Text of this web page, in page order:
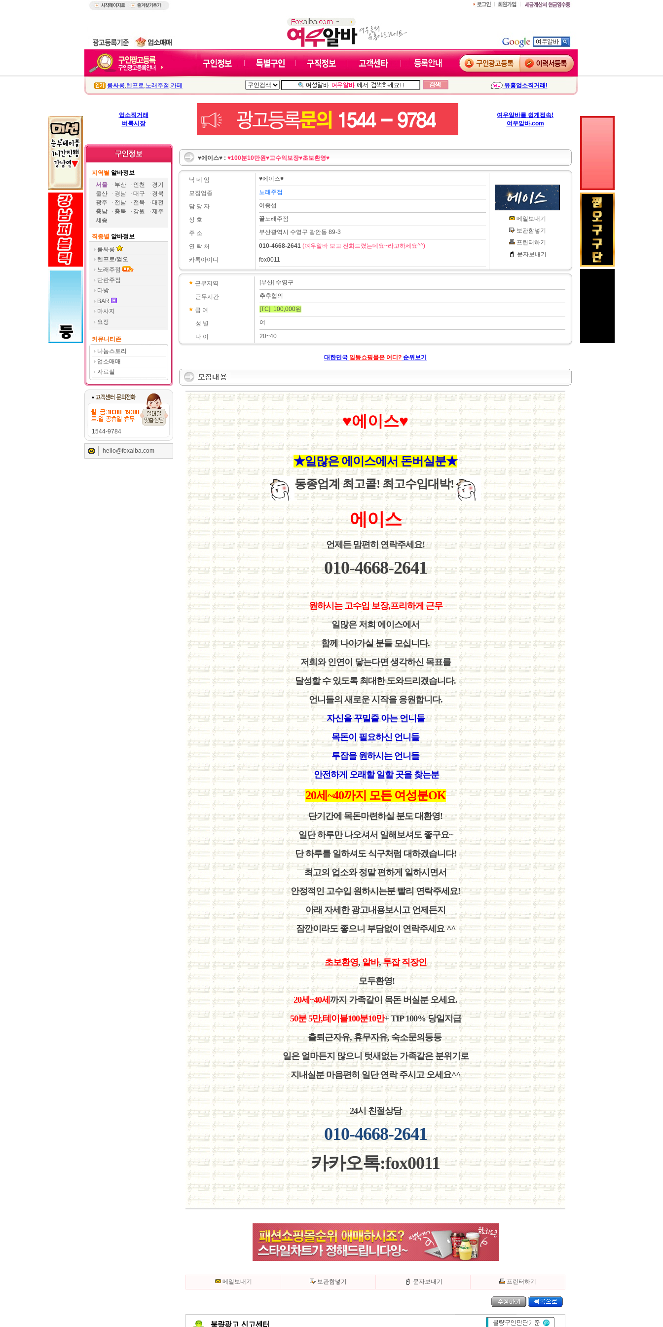
룸싸롱,텐프로,노래주점 ,카페 유흥업소직거래!
업소직거래
벼룩시장
여우알바를 쉽게접속!
여우알바.com
지역별 알바정보
서울
부산 인천
경기
울산
경남 대구
경북
광주
전남 전북
대전
충남
충북 강원
제주
세종
직종별 알바정보
룸싸롱
텐프로/쩜오
노래주점
단란주점
다방
BAR
마사지
요정
커뮤니티존
나눔스토리
업소매매
자료실
1544-9784
hello@foxalba.com
♥에이스♥ : ♥100분10만원♥고수익보장♥초보환영♥
닉 네 임
모집업종
담 당 자
상 호
주 소
연 락 처
카톡아이디
♥에이스♥
노래주점
이종섭
꿀노래주점
부산광역시 수영구 광안동 89-3
010-4668-2641 (여우알바 보고 전화드렸는데요~라고하세요^^)
fox0011
메일보내기
보관함넣기
프린터하기
문자보내기
근무지역
근무시간
급 여
성 별
나 이
[부산] 수영구
추후협의
[TC] 100,000원
여
20~40
대한민국 일등쇼핑몰은 어디? 순위보기
♥에이스♥
★일많은 에이스에서 돈버실분★
동종업계 최고콜! 최고수입대박!
에이스
언제든 맘편히 연락주세요!
010-4668-2641
원하시는 고수입 보장,프리하게 근무
일많은 저희 에이스에서
함께 나아가실 분들 모십니다.
저희와 인연이 닿는다면 생각하신 목표를
달성할 수 있도록 최대한 도와드리겠습니다.
언니들의 새로운 시작을 응원합니다.
자신을 꾸밀줄 아는 언니들
목돈이 필요하신 언니들
투잡을 원하시는 언니들
안전하게 오래할 일할 곳을 찾는분
20세~40까지 모든 여성분OK
단기간에 목돈마련하실 분도 대환영!
일단 하루만 나오셔서 일해보셔도 좋구요~
단 하루를 일하셔도 식구처럼 대하겠습니다!
최고의 업소와 정말 편하게 일하시면서
안정적인 고수입 원하시는분 빨리 연락주세요!
아래 자세한 광고내용보시고 언제든지
잠깐이라도 좋으니 부담없이 연락주세요 ^^
초보환영,알바,투잡 직장인
모두환영!
20세~40세 까지 가족같이 목돈 버실분 오세요.
50분 5만,테이블100분10만+ TIP 100% 당일지급
출퇴근자유, 휴무자유, 숙소문의등등
일은 얼마든지 많으니 텃새없는 가족같은 분위기로
지내실분 마음편히 일단 연락 주시고 오세요^^
24시 친절상담
010-4668-2641
카카오톡:fox0011
메일보내기 보관함넣기 문자보내기 프린터하기